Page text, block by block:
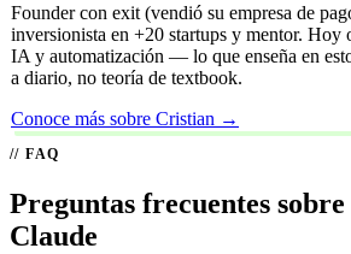
Founder con exit (vendió su empresa de
inversionista en +20 startups y mentor. Hoy
IA y automatización — lo que enseña en
a diario, no teoría de textbook.
Conoce más sobre Cristian →
FAQ
Preguntas frecuentes
Claude